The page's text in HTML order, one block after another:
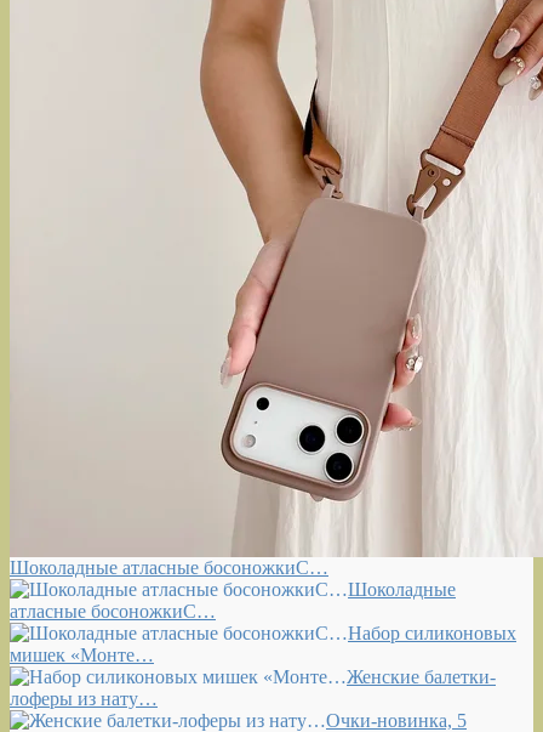
Шоколадные атласные босоножкиС…
Шоколадные
атласные босоножкиС…
Набор силиконовых
мишек «Монте…
Женские балетки-
лоферы из нату…
Очки-новинка, 5